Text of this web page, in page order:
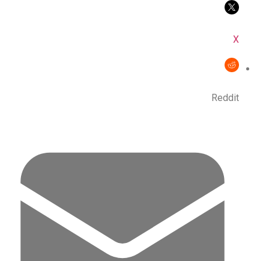
X
Reddit